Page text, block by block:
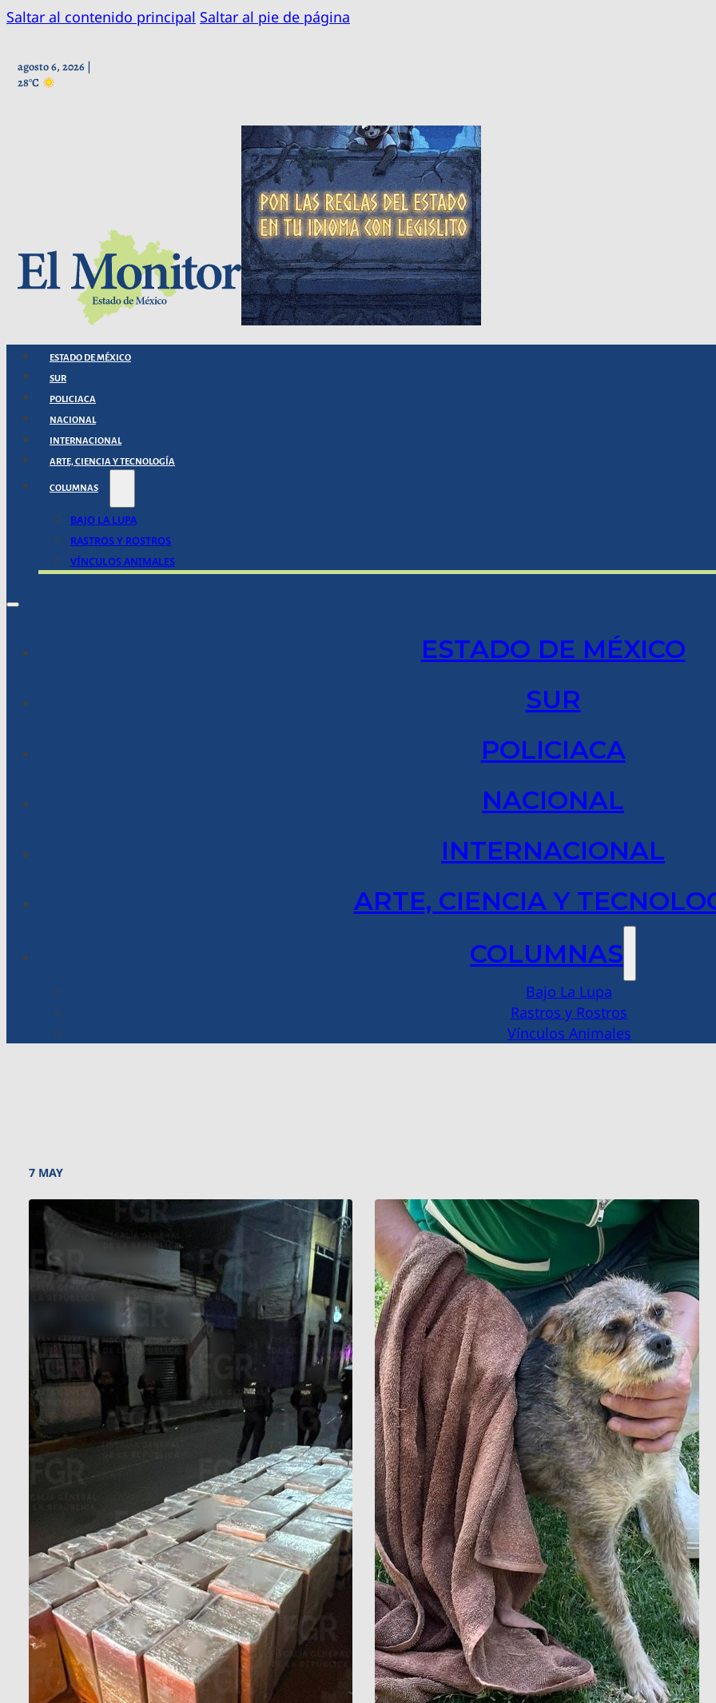
Saltar al contenido principal Saltar al pie de página
agosto 6, 2026 |
28°C
ESTADO DE MÉXICO
SUR
POLICIACA
NACIONAL
INTERNACIONAL
ARTE, CIENCIA Y TECNOLOGÍA
COLUMNAS
BAJO LA LUPA
RASTROS Y ROSTROS
VÍNCULOS ANIMALES
ESTADO DE MÉXICO
SUR
POLICIACA
NACIONAL
INTERNACIONAL
ARTE, CIENCIA Y
COLUMNAS
Bajo La Lupa
Rastros y Rostros
Vínculos Animales
7 MAY